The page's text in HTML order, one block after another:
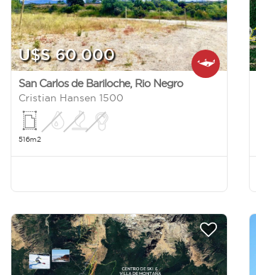
U$S 60.000
San Carlos de Bariloche, Rio Negro
Cristian Hansen 1500
516m2